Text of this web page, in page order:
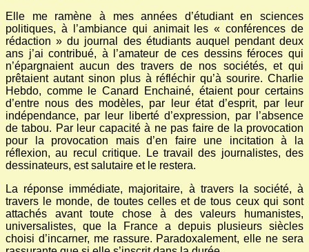
Elle me ramène à mes années d’étudiant en sciences
politiques, à l’ambiance qui animait les « conférences de
rédaction » du journal des étudiants auquel pendant deux
ans j’ai contribué, à l’amateur de ces dessins féroces qui
n’épargnaient aucun des travers de nos sociétés, et qui
prêtaient autant sinon plus à réfléchir qu’à sourire. Charlie
Hebdo, comme le Canard Enchainé, étaient pour certains
d’entre nous des modèles, par leur état d’esprit, par leur
indépendance, par leur liberté d’expression, par l’absence
de tabou. Par leur capacité à ne pas faire de la provocation
pour la provocation mais d’en faire une incitation à la
réflexion, au recul critique. Le travail des journalistes, des
dessinateurs, est salutaire et le restera.
La réponse immédiate, majoritaire, à travers la société, à
travers le monde, de toutes celles et de tous ceux qui sont
attachés avant toute chose à des valeurs humanistes,
universalistes, que la France a depuis plusieurs siècles
choisi d’incarner, me rassure. Paradoxalement, elle ne sera